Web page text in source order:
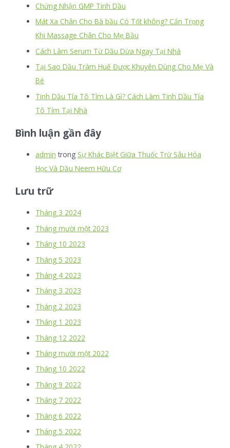
Chứng Nhận GMP Tinh Dầu
Mát Xa Chân Cho Bà bầu Có Tốt không? Cẩn Trọng
Khi Massage Chân Cho Mẹ Bầu
Cách Làm Serum Từ Dầu Dừa Ngay Tại Nhà
Tại Sao Dầu Tràm Huế Được Khuyên Dùng Cho Mẹ Và
Bé
Tinh Dầu Tía Tô Tím Là Gì? Cách Làm Tinh Dầu Tía
Tô Tím Tại Nhà
Bình luận gần đây
admin trong Sự Khác Biệt Giữa Thuốc Trừ Sâu Hóa
Học Và Dầu Neem Hữu Cơ
Lưu trữ
Tháng 3 2024
Tháng mười một 2023
Tháng 10 2023
Tháng 5 2023
Tháng 4 2023
Tháng 3 2023
Tháng 2 2023
Tháng 1 2023
Tháng 12 2022
Tháng mười một 2022
Tháng 10 2022
Tháng 9 2022
Tháng 7 2022
Tháng 6 2022
Tháng 5 2022